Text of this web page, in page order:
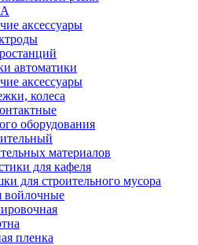
аксессуары
автоматики
аксессуары
колеса
оборудования
материалов
для кафеля
для строительного мусора
войлочные
пленка